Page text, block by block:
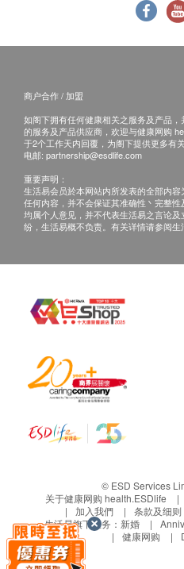
东涌、机场及马湾
收。
货车不能到达之地点,
点距离停车位多于100公
如送货地点没有升降机
级楼梯豁免收费，代
HK$50。 (步行15级或
我们将于确定订单后3-7
期六 / 日 及公众假期除
风讯号悬挂或黑色暴雨
将会延迟。
认。 倘若健康网购
单上的货品，健康网购
客再作安排。
当顾客收取已订购之货
有损毁情况，一经确认
退换产品必须包装完整
或过期退回，供应商有权
商户合作 / 加盟
如阁下拥有任何健康相关之服务及产品
的服务及产品供应商，欢迎与健康网购
于2个工作天内回覆，为阁下提供更多有关
电邮: partnership@esdlife.com
重要声明：
生活易会员於本网站内所发表的全部内
任何内容，并不会保证其准确性丶完整
均属个人意见，并不代表生活易之言论
纷，生活易概不负责。有关详情请参阅生
© ESD Services
关于健康网购 health.ESDlife
加入我們
条款及细则
生活易旗下业务： 新婚
健康网购